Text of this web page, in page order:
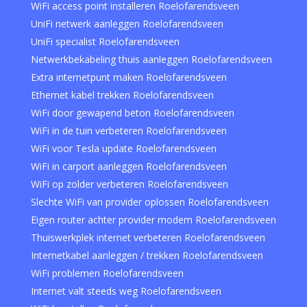
WiFi access point installeren Roelofarendsveen
UniFi netwerk aanleggen Roelofarendsveen
UniFi specialist Roelofarendsveen
Netwerkbekabeling thuis aanleggen Roelofarendsveen
Extra internetpunt maken Roelofarendsveen
Ethernet kabel trekken Roelofarendsveen
WiFi door gewapend beton Roelofarendsveen
WiFi in de tuin verbeteren Roelofarendsveen
WiFi voor Tesla update Roelofarendsveen
WiFi in carport aanleggen Roelofarendsveen
WiFi op zolder verbeteren Roelofarendsveen
Slechte WiFi van provider oplossen Roelofarendsveen
Eigen router achter provider modem Roelofarendsveen
Thuiswerkplek internet verbeteren Roelofarendsveen
Internetkabel aanleggen / trekken Roelofarendsveen
WiFi problemen Roelofarendsveen
Internet valt steeds weg Roelofarendsveen